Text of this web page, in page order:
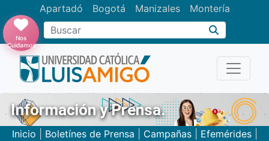
Apartadó Bogotá Manizales Montería
Buscar
Nos
Cuidamos
Información y Prensa.
Inicio Boletínes de Prensa Campañas| Efemérides|